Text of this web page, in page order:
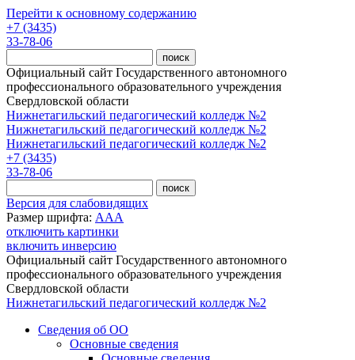
Перейти к основному содержанию
+7 (3435)
33-78-06
Официальный сайт Государственного автономного
профессионального образовательного учреждения
Свердловской области
Нижнетагильский педагогический колледж №2
Нижнетагильский педагогический колледж №2
Нижнетагильский педагогический колледж №2
+7 (3435)
33-78-06
Версия для слабовидящих
Размер шрифта: AAA
отключить картинки
включить инверсию
Официальный сайт Государственного автономного
профессионального образовательного учреждения
Свердловской области
Нижнетагильский педагогический колледж №2
Сведения об ОО
Основные сведения